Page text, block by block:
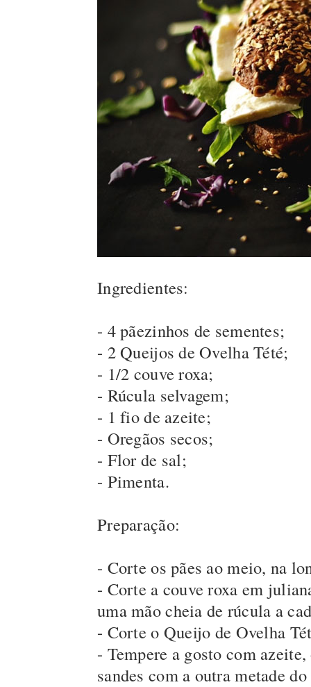
Ingredientes:
- 4 pãezinhos de sementes;
- 2 Queijos de Ovelha Tété;
- 1/2 couve roxa;
- Rúcula selvagem;
- 1 fio de azeite;
- Oregãos secos;
- Flor de sal;
- Pimenta.
Preparação:
- Corte os pães ao meio, na
- Corte a couve roxa em
uma mão cheia de rúcula a
- Corte o Queijo de Ovelha
- Tempere a gosto com
sandes com a outra metade